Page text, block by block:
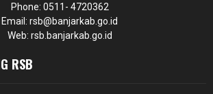
Phone: 0511- 4720362
Email: rsb@banjarkab.go.id
Web: rsb.banjarkab.go.id
RSB